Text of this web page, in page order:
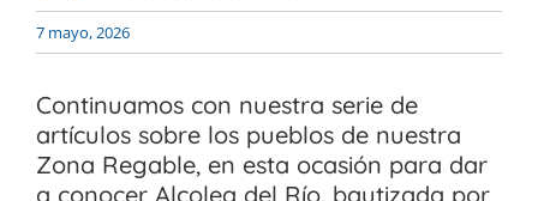
7 mayo, 2026
Continuamos con nuestra serie de
artículos sobre los pueblos de nuestra
Zona Regable, en esta ocasión para dar
a conocer Alcolea del Río, bautizada por